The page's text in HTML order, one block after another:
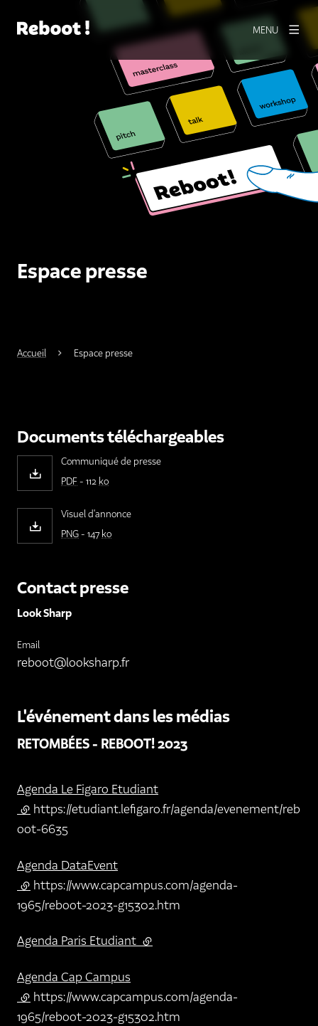
MENU
Espace presse
Accueil Espace presse
Documents téléchargeables
Communiqué de presse
PDF- 112 ko
Visuel d'annonce
PNG- 147ko
Contact presse
Look Sharp
Email
reboot@looksharp.fr
L'événement dans les médias
RETOMBÉES - REBOOT! 2023
Agenda Le Figaro Etudiant
(lien externe)
https://etudiant.lefigaro.fr/agenda/evenement/reb
oot-6635
Agenda DataEvent
(lien externe)
https://www.capcampus.com/agenda-
1965/reboot-2023-g15302.htm
Agenda Paris Etudiant (lien externe)
Agenda Cap Campus
(lien externe)
https://www.capcampus.com/agenda-
1965/reboot-2023-g15302.htm